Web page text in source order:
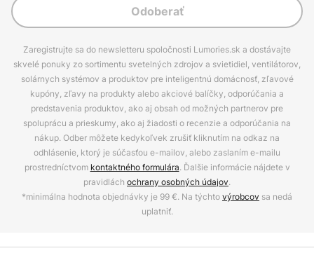
Odoberať
Zaregistrujte sa do newsletteru spoločnosti Lumories.sk a dostávajte
skvelé ponuky zo sortimentu svetelných zdrojov a svietidiel, ventilátorov,
solárnych systémov a produktov pre inteligentnú domácnosť, zľavové
kupóny, zľavy na produkty alebo akciové balíčky, odporúčania a
predstavenia produktov, ako aj obsah od možných partnerov pre
spoluprácu a prieskumy, ako aj žiadosti o recenzie a odporúčania na
nákup. Odber môžete kedykoľvek zrušiť kliknutím na odkaz na
odhlásenie, ktorý je súčasťou e-mailov, alebo zaslaním e-mailu
prostredníctvom kontaktného formulára. Ďalšie informácie nájdete v
pravidlách ochrany osobných údajov.
*minimálna hodnota objednávky je 99 €. Na týchtovýrobcov sa nedá
uplatniť.